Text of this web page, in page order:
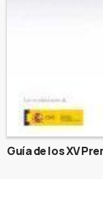
Guía de los XV